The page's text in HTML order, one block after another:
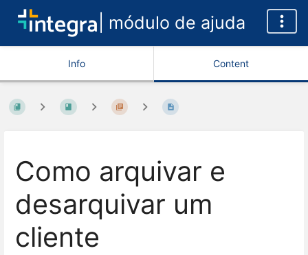
| módulo de ajuda
Info Content
Como arquivar e
desarquivar um
cliente